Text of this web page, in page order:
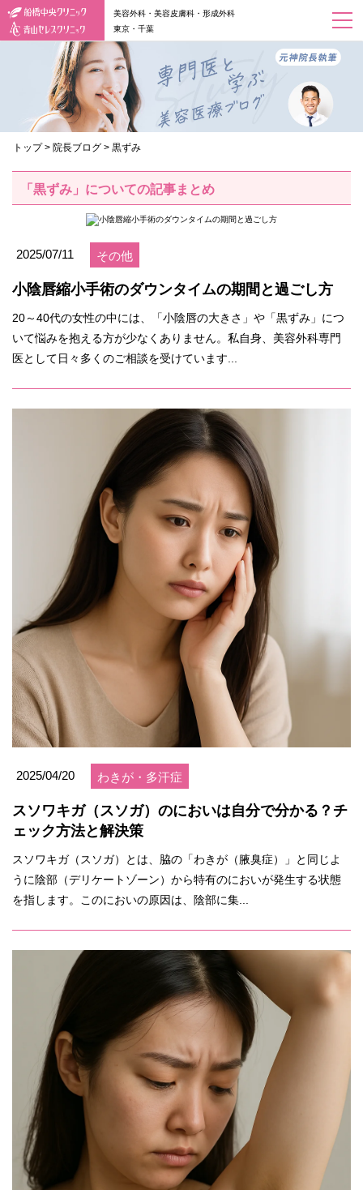
美容外科・美容皮膚科・形成外科
東京・千葉
トップ > 院長ブログ > 黒ずみ
「黒ずみ」についての記事まとめ
2025/07/11 その他
小陰唇縮小手術のダウンタイムの期間と過ごし方
20～40代の女性の中には、「小陰唇の大きさ」や「黒ずみ」につ
いて悩みを抱える方が少なくありません。私自身、美容外科専門
医として日々多くのご相談を受けています...
2025/04/20 わきが・多汗症
スソワキガ（スソガ）のにおいは自分で分かる？チ
ェック方法と解決策
スソワキガ（スソガ）とは、脇の「わきが（腋臭症）」と同じよ
うに陰部（デリケートゾーン）から特有のにおいが発生する状態
を指します​。このにおいの原因は、陰部に集...